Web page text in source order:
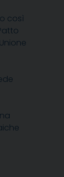
così